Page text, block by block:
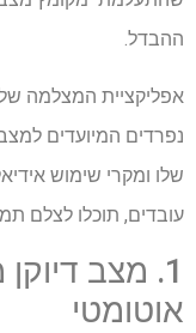
ההבדל.
אפליקציית המצלמה
נפרדים המיועדים
שלו ומקרי שימוש
עובדים, תוכלו לצלם
1. מצב
אוטומטי